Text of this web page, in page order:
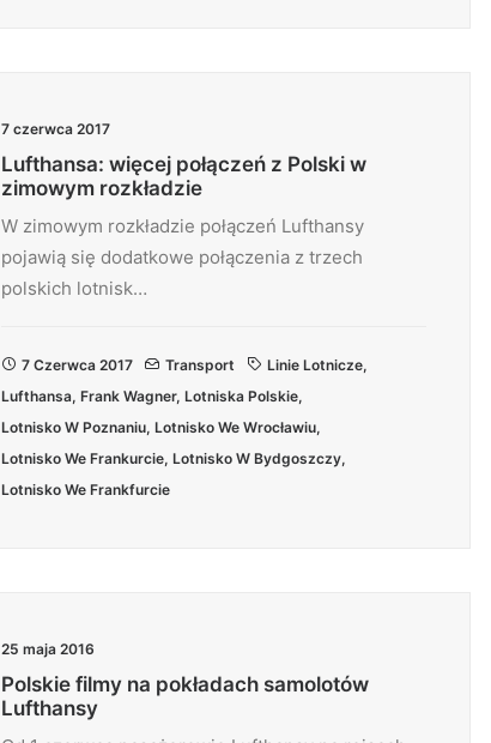
7 czerwca 2017
Lufthansa: więcej połączeń z Polski w
zimowym rozkładzie
W zimowym rozkładzie połączeń Lufthansy
pojawią się dodatkowe połączenia z trzech
polskich lotnisk…
7 Czerwca 2017 Transport Linie Lotnicze,
Lufthansa, Frank Wagner, Lotniska Polskie,
Lotnisko W Poznaniu, Lotnisko We Wrocławiu,
Lotnisko We Frankurcie, Lotnisko W Bydgoszczy,
Lotnisko We Frankfurcie
25 maja 2016
Polskie filmy na pokładach samolotów
Lufthansy